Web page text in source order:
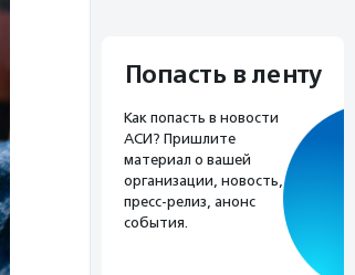
Попасть в ленту
Как попасть в новости
АСИ? Пришлите
материал о вашей
организации, новость,
пресс-релиз, анонс
события.